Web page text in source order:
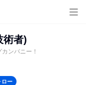
術者)
ンパニー！
ロー